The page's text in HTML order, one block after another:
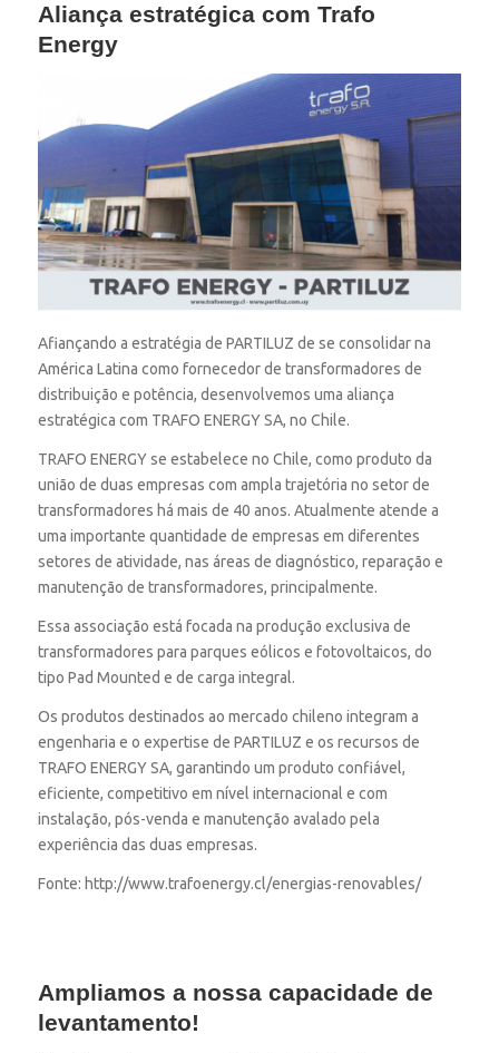
Aliança estratégica com Trafo
Energy
Afiançando a estratégia de PARTILUZ de se consolidar na
América Latina como fornecedor de transformadores de
distribuição e potência, desenvolvemos uma aliança
estratégica com TRAFO ENERGY SA, no Chile.
TRAFO ENERGY se estabelece no Chile, como produto da
união de duas empresas com ampla trajetória no setor de
transformadores há mais de 40 anos. Atualmente atende a
uma importante quantidade de empresas em diferentes
setores de atividade, nas áreas de diagnóstico, reparação e
manutenção de transformadores, principalmente.
Essa associação está focada na produção exclusiva de
transformadores para parques eólicos e fotovoltaicos, do
tipo Pad Mounted e de carga integral.
Os produtos destinados ao mercado chileno integram a
engenharia e o expertise de PARTILUZ e os recursos de
TRAFO ENERGY SA, garantindo um produto confiável,
eficiente, competitivo em nível internacional e com
instalação, pós-venda e manutenção avalado pela
experiência das duas empresas.
Fonte: http://www.trafoenergy.cl/energias-renovables/
Ampliamos a nossa capacidade de
levantamento!